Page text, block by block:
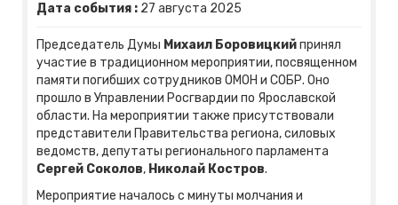
Дата события : 27 августа 2025
Председатель Думы Михаил Боровицкийпринял
участие в традиционном мероприятии, посвященном
памяти погибших сотрудников ОМОН и СОБР. Оно
прошло в Управлении Росгвардии по Ярославской
области. На мероприятии также присутствовали
представители Правительства региона, силовых
ведомств, депутаты регионального парламента
Сергей Соколов, Николай Костров.
Мероприятие началось с минуты молчания и